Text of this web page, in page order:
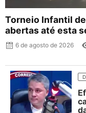
Torneio Infantil
abertas até esta
6 de agosto de 2026